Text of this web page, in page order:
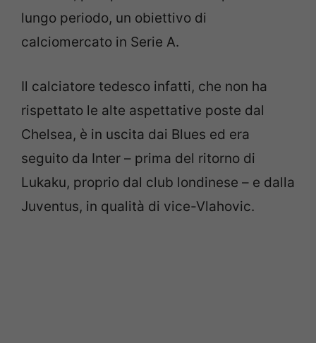
lungo periodo, un obiettivo di
calciomercato in Serie A.
Il calciatore tedesco infatti, che non ha
rispettato le alte aspettative poste dal
Chelsea, è in uscita dai Blues ed era
seguito da Inter – prima del ritorno di
Lukaku, proprio dal club londinese – e dalla
Juventus, in qualità di vice-Vlahovic.